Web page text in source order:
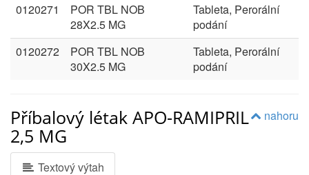
0120271
POR TBL NOB
28X2.5 MG
Tableta, Perorální
podání
0120272
POR TBL NOB
30X2.5 MG
Tableta, Perorální
podání
nahoru
Příbalový létak APO-RAMIPRIL
2,5 MG
Textový výtah